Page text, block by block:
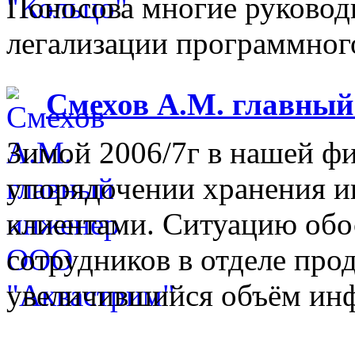
Поносова многие
легализации
Смехов А.М.
Зимой 2006/7г в нашей
упорядочении хранения
клиентами. Ситуацию
сотрудников в отделе
увеличившийся объём